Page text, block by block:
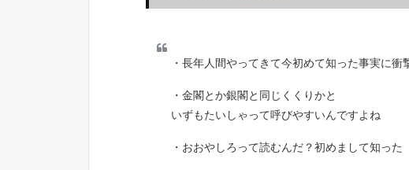
・長年人間やってきて今初めて知った事実に衝
・金閣とか銀閣と同じくくりかと
いずもたいしゃって呼びやすいんですよね
・おおやしろって読むんだ？初めまして知った